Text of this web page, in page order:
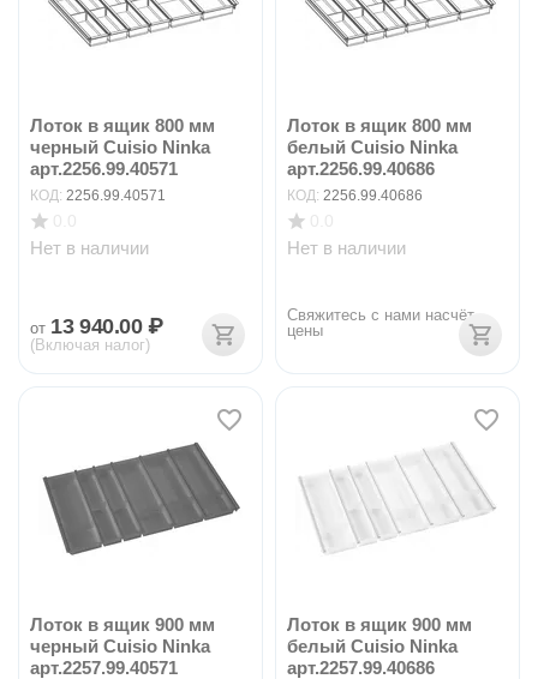
Лоток в ящик 800 мм
черный Cuisio Ninka
арт.2256.99.40571
КОД: 2256.99.40571
Нет в наличии
от 13 940.00 ₽
(Включая налог)
Лоток в ящик 800 мм
белый Cuisio Ninka
арт.2256.99.40686
КОД: 2256.99.40686
Нет в наличии
Свяжитесь с нами насчёт
цены
Лоток в ящик 900 мм
черный Cuisio Ninka
арт.2257.99.40571
Лоток в ящик 900 мм
белый Cuisio Ninka
арт.2257.99.40686